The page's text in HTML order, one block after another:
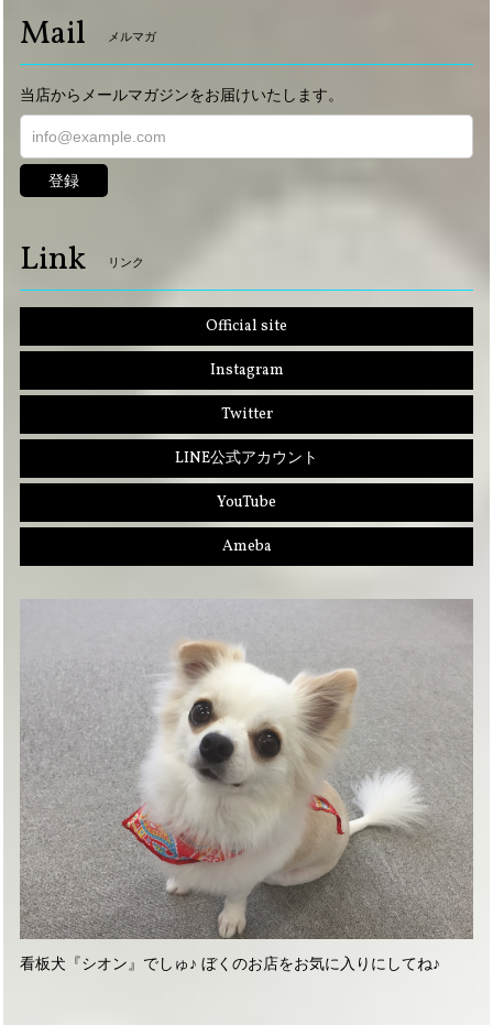
Mail メルマガ
当店からメールマガジンをお届けいたします。
登録
Link リンク
Official site
Instagram
Twitter
LINE公式アカウント
YouTube
Ameba
看板犬『シオン』でしゅ♪ ぼくのお店をお気に入りにしてね♪